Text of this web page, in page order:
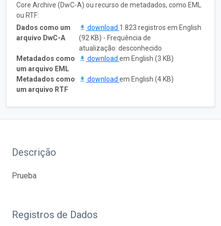
Core Archive (DwC-A) ou recurso de metadados, como EML
ou RTF:
Dados como um
arquivo DwC-A
download 1.823 registros em English
(92 KB) - Frequência de
atualização: desconhecido
Metadados como
um arquivo EML
download em English (3 KB)
Metadados como
um arquivo RTF
download em English (4 KB)
Descrição
Prueba
Registros de Dados